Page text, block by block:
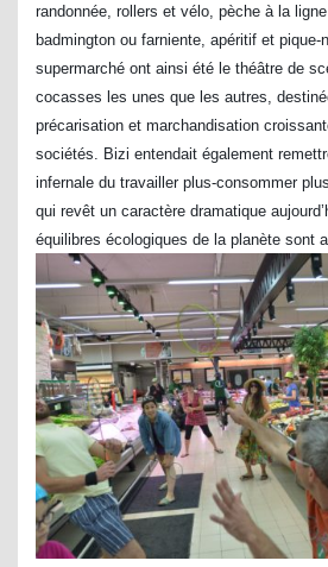
randonnée, rollers et vélo, pèche à la
badmington ou farniente, apéritif et pique-
supermarché ont ainsi été le théâtre de
cocasses les unes que les autres,
précarisation et marchandisation
sociétés. Bizi entendait également
infernale du travailler plus-consommer
qui revêt un caractère dramatique
équilibres écologiques de la planète sont